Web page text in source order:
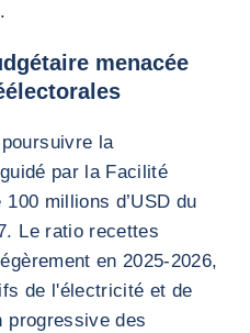
menacée
la
par la Facilité
millions d’USD du
Le ratio recettes
en 2025-2026,
de l'électricité et de
progressive des